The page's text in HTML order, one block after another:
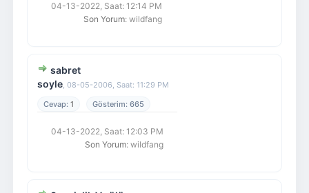
04-13-2022, Saat: 12:14 PM
Son Yorum: wildfang
sabret
soyle, 08-05-2006, Saat: 11:29 PM
1
665
04-13-2022, Saat: 12:03 PM
Son Yorum: wildfang